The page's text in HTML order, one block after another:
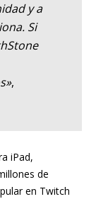
y a
Si
,
iPad,
de
en Twitch